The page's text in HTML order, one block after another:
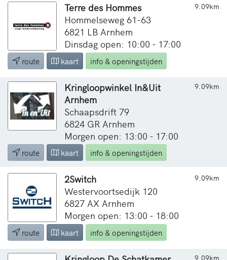
9.09km
Terre des Hommes
Hommelseweg 61-63
6821 LB Arnhem
Dinsdag open: 10:00 - 17:00
route kaart info & openingstijden
9.09km
Kringloopwinkel In&Uit
Arnhem
Schaapsdrift 79
6824 GR Arnhem
Morgen open: 13:00 - 17:00
route kaart info & openingstijden
9.09km
2Switch
Westervoortsedijk 120
6827 AX Arnhem
Morgen open: 13:00 - 18:00
route kaart info & openingstijden
9.09km